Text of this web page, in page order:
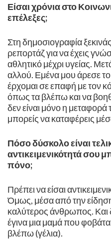
Είσαι χρόνια στο
επέλεξες;
Στη δημοσιογραφία
ρεπορτάζ για να έχεις
αθλητικό μέχρι υγείας.
αλλού. Εμένα μου άρεσε
έρχομαι σε επαφή με τον
όπως τα βλέπω και να
δεν είναι μόνο η μεταφορά
μπορείς να καταφέρεις
Πόσο δύσκολο είναι
αντικειμενικότητά σου
πόνο;
Πρέπει να είσαι
Όμως, μέσα από την
καλύτερος άνθρωπος. Και
έγινα μια μαμά που
βλέπω (γέλια). ​